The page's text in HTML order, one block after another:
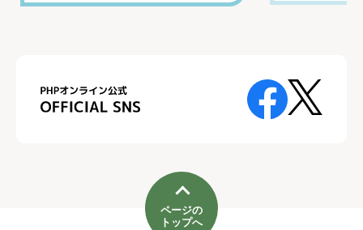
ページの
トップへ